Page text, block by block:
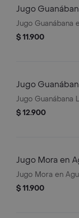
Jugo
Jugo Guanábana
$ 11.900
Jugo
Jugo Guanábana
$ 12.900
Jugo Mora en
Jugo Mora en
$ 11.900